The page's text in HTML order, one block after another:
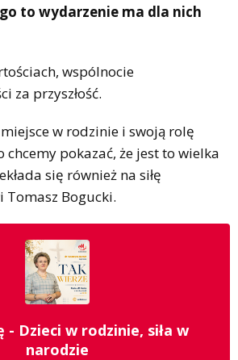
to wydarzenie ma dla nich
wspólnocie
za przyszłość.
w rodzinie i swoją rolę
chcemy pokazać, że jest to wielka
się również na siłę
Tomasz Bogucki.
- Dzieci w rodzinie, siła w
narodzie